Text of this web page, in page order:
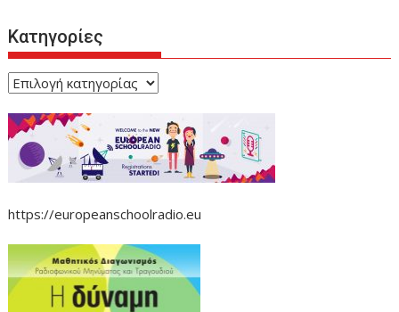
Κατηγορίες
Κατηγορίες
https://europeanschoolradio.eu